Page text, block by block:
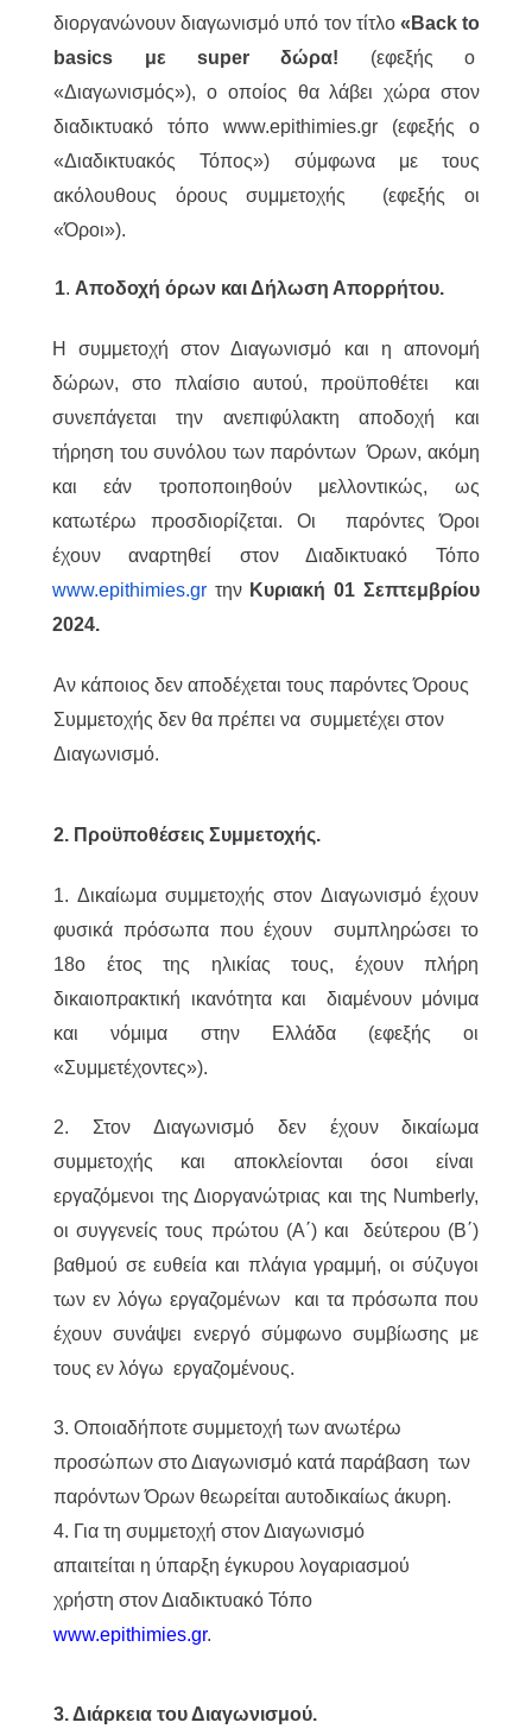
διοργανώνουν διαγωνισμό υπό τον τίτλο «Back to
basics με super δώρα! (εφεξής ο
«Διαγωνισμός»), ο οποίος θα λάβει χώρα στον
διαδικτυακό τόπο www.epithimies.gr (εφεξής ο
«Διαδικτυακός Τόπος») σύμφωνα με τους
ακόλουθους όρους συμμετοχής (εφεξής οι
«Όροι»).
1. Αποδοχή όρων και Δήλωση Απορρήτου.
Η συμμετοχή στον Διαγωνισμό και η απονομή
δώρων, στο πλαίσιο αυτού, προϋποθέτει και
συνεπάγεται την ανεπιφύλακτη αποδοχή και
τήρηση του συνόλου των παρόντων Όρων, ακόμη
και εάν τροποποιηθούν μελλοντικώς, ως
κατωτέρω προσδιορίζεται. Οι παρόντες Όροι
έχουν αναρτηθεί στον Διαδικτυακό Τόπο
www.epithimies.gr την Κυριακή 01 Σεπτεμβρίου
2024.
Αν κάποιος δεν αποδέχεται τους παρόντες Όρους
Συμμετοχής δεν θα πρέπει να συμμετέχει στον
Διαγωνισμό.
2. Προϋποθέσεις Συμμετοχής.
1. Δικαίωμα συμμετοχής στον Διαγωνισμό έχουν
φυσικά πρόσωπα που έχουν συμπληρώσει το
18ο έτος της ηλικίας τους, έχουν πλήρη
δικαιοπρακτική ικανότητα και διαμένουν μόνιμα
και νόμιμα στην Ελλάδα (εφεξής οι
«Συμμετέχοντες»).
2. Στον Διαγωνισμό δεν έχουν δικαίωμα
συμμετοχής και αποκλείονται όσοι είναι
εργαζόμενοι της Διοργανώτριας και της Numberly,
οι συγγενείς τους πρώτου (Α΄) και δεύτερου (Β΄)
βαθμού σε ευθεία και πλάγια γραμμή, οι σύζυγοι
των εν λόγω εργαζομένων και τα πρόσωπα που
έχουν συνάψει ενεργό σύμφωνο συμβίωσης με
τους εν λόγω εργαζομένους.
3. Οποιαδήποτε συμμετοχή των ανωτέρω
προσώπων στο Διαγωνισμό κατά παράβαση των
παρόντων Όρων θεωρείται αυτοδικαίως άκυρη.
4. Για τη συμμετοχή στον Διαγωνισμό
απαιτείται η ύπαρξη έγκυρου λογαριασμού
χρήστη στον Διαδικτυακό Τόπο
www.epithimies.gr.
3. Διάρκεια του Διαγωνισμού.